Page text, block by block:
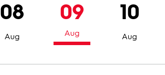
08
Aug
09
Aug
10
Aug